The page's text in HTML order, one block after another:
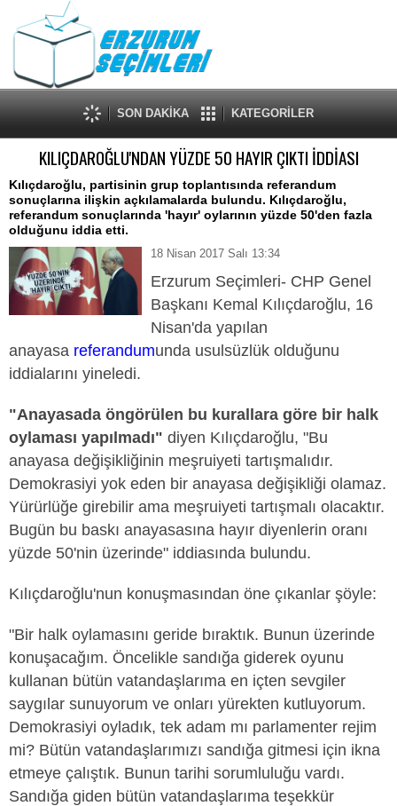
SON DAKİKA KATEGORİLER
KILIÇDAROĞLU'NDAN YÜZDE 50 HAYIR ÇIKTI İDDİASI
Kılıçdaroğlu, partisinin grup toplantısında referandum
sonuçlarına ilişkin açkılamalarda bulundu. Kılıçdaroğlu,
referandum sonuçlarında 'hayır' oylarının yüzde 50'den fazla
olduğunu iddia etti.
18 Nisan 2017 Salı 13:34
Erzurum Seçimleri- CHP Genel
Başkanı Kemal Kılıçdaroğlu, 16
Nisan'da yapılan
anayasa referandumunda usulsüzlük olduğunu
iddialarını yineledi.
"Anayasada öngörülen bu kurallara göre bir halk
oylaması yapılmadı" diyen Kılıçdaroğlu, "Bu
anayasa değişikliğinin meşruiyeti tartışmalıdır.
Demokrasiyi yok eden bir anayasa değişikliği olamaz.
Yürürlüğe girebilir ama meşruiyeti tartışmalı olacaktır.
Bugün bu baskı anayasasına hayır diyenlerin oranı
yüzde 50'nin üzerinde" iddiasında bulundu.
Kılıçdaroğlu'nun konuşmasından öne çıkanlar şöyle:
"Bir halk oylamasını geride bıraktık. Bunun üzerinde
konuşacağım. Öncelikle sandığa giderek oyunu
kullanan bütün vatandaşlarıma en içten sevgiler
saygılar sunuyorum ve onları yürekten kutluyorum.
Demokrasiyi oyladık, tek adam mı parlamenter rejim
mi? Bütün vatandaşlarımızı sandığa gitmesi için ikna
etmeye çalıştık. Bunun tarihi sorumluluğu vardı.
Sandığa giden bütün vatandaşlarıma teşekkür